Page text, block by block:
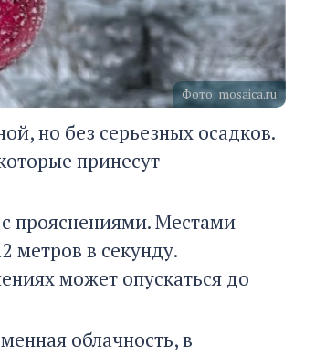
Фото: mosaica.ru
но без серьезных осадков.
принесут
прояснениями. Местами
метров в секунду.
может опускаться до
облачность, в